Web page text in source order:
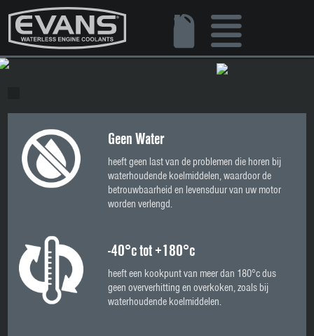
Geen Water
heeft geen last van de problemen die horen bij
waterhoudende koelmiddelen, waardoor de
betrouwbaarheid en levensduur van uw motor
worden verlengd.
-40°c tot +180°c
heeft een kookpunt van meer dan 180°c dus
geen oververhitting en overkoken, zoals bij
waterhoudende koelmiddelen.